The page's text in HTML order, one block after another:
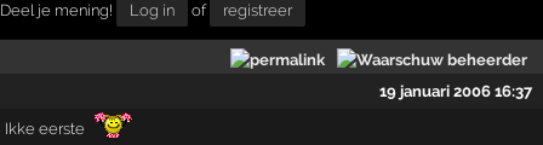
Deel je mening! Log in of registreer
19 januari 2006 16:37
Ikke eerste